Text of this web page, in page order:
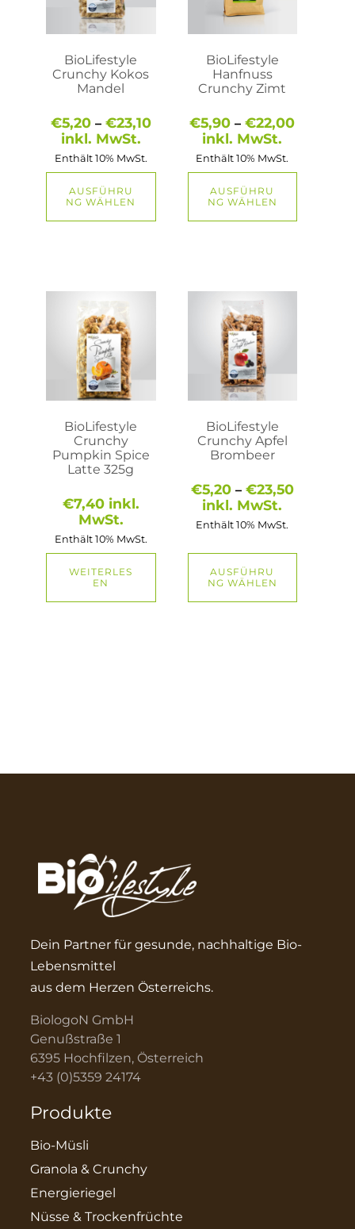
BioLifestyle
Crunchy Kokos
Mandel
€5,20 – €23,10Preisspanne:
inkl. MwSt.
Enthält 10% MwSt.
AUSFÜHRU
NG WÄHLEN
Optionen
auf
der
Produktseite
werden
BioLifestyle
Hanfnuss
Crunchy Zimt
€5,90 –€22,00
inkl. MwSt.
Enthält 10% MwSt.
AUSFÜHRU
NG WÄHLEN
Produktseite
werden
BioLifestyle
Crunchy
Pumpkin Spice
Latte 325g
€7,40 inkl.
MwSt.
Enthält 10% MwSt.
WEITERLES
EN
BioLifestyle
Crunchy Apfel
Brombeer
€5,20 – €23,50
inkl. MwSt.
Enthält 10% MwSt.
AUSFÜHRU
NG WÄHLEN
Produkt
weist
mehrere
Varianten
Optionen
der
Produktseite
werden
Dein Partner für gesunde, nachhaltige Bio-
Lebensmittel
aus dem Herzen Österreichs.
BiologoN GmbH
Genußstraße 1
6395 Hochfilzen, Österreich
+43 (0)5359 24174
Produkte
Bio-Müsli
Granola & Crunchy
Energieriegel
Nüsse & Trockenfrüchte